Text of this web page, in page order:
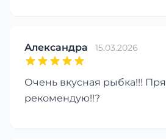
Александра 15.03.2026
Очень вкусная рыбка!!!
рекомендую!!?